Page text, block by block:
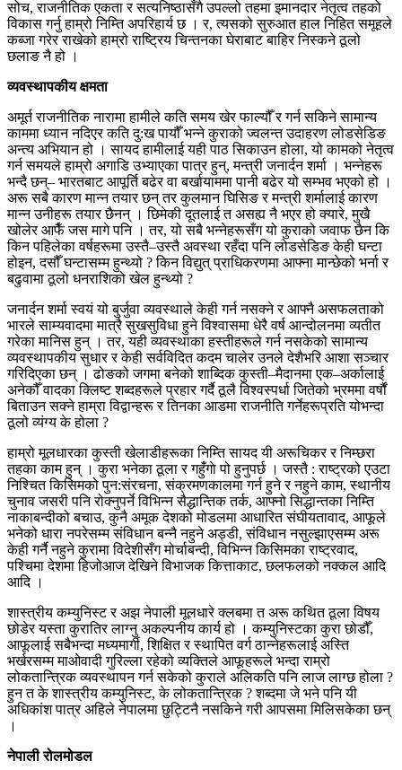
सोच, राजनीतिक एकता र सत्यनिष्ठासँगै उपल्लो तहमा इमानदार नेतृत्व तहको
विकास गर्नु हाम्रो निम्ति अपरिहार्य छ । र, त्यसको सुरुआत हाल निहित समूहले
कब्जा गरेर राखेको हाम्रो राष्ट्रिय चिन्तनका घेराबाट बाहिर निस्कने ठूलो
छलाङ नै हो ।
व्यवस्थापकीय क्षमता
अमूर्त राजनीतिक नारामा हामीले कति समय खेर फाल्यौँ र गर्न सकिने सामान्य
काममा ध्यान नदिएर कति दु:ख पायौँ भन्ने कुराको ज्वलन्त उदाहरण लोडसेडिङ
अन्त्य अभियान हो । सायद हामीलाई यही पाठ सिकाउन होला, यो कामको नेतृत्व
गर्न समयले हाम्रो अगाडि उभ्याएका पात्र हुन्, मन्त्री जनार्दन शर्मा । भन्नेहरू
भन्दै छन्– भारतबाट आपूर्ति बढेर वा बर्खायाममा पानी बढेर यो सम्भव भएको हो ।
अरू सबै कारण मान्न तयार छन् तर कुलमान घिसिङ र मन्त्री शर्मालाई कारण
मान्न उनीहरू तयार छैनन् । छिमेकी दूतलाई त असह्य नै भएर हो क्यारे, मुखै
खोलेर आफैँ जस मागे पनि । तर, यो सबै भन्नेहरूसँग यो कुराको जवाफ छैन कि
किन पहिलेका वर्षहरूमा उस्तै–उस्तै अवस्था रहँदा पनि लोडसेडिङ केही घन्टा
होइन, दसौँ घन्टासम्म हुन्थ्यो ? किन विद्युत् प्राधिकरणमा आफ्ना मान्छेको भर्ना र
बढुवामा ठूलो धनराशिको खेल हुन्थ्यो ?
जनार्दन शर्मा स्वयं यो बुर्जुवा व्यवस्थाले केही गर्न नसक्ने र आफ्नै असफलताको
भारले साम्यवादमा मात्रै सुखसुविधा हुने विश्वासमा धेरै वर्ष आन्दोलनमा व्यतीत
गरेका मानिस हुन् । तर, यही व्यवस्थाका हस्तीहरूले गर्न नसकेको सामान्य
व्यवस्थापकीय सुधार र केही सर्वविदित कदम चालेर उनले देशैभरि आशा सञ्चार
गरिदिएका छन् । ढोङको जगमा बनेको शाब्दिक कुस्ती–मैदानमा एक–अर्कालाई
अनेकौँ वादका क्लिष्ट शब्दहरूले प्रहार गर्दै ठूलै विश्वस्पर्धा जितेको भ्रममा वर्षौं
बिताउन सक्ने हाम्रा विद्वान्हरू र तिनका आडमा राजनीति गर्नेहरूप्रति योभन्दा
ठूलो व्यंग्य के होला ?
हाम्रो मूलधारका कुस्ती खेलाडीहरूका निम्ति सायद यी अरूचिकर र निम्छरा
तहका काम हुन् । कुरा भनेका ठूला र गहुँंगाे पो हुनुपर्छ । जस्तै : राष्ट्रको एउटा
निश्चित किसिमको पुन:संरचना, संक्रमणकालमा गर्न हुने र नहुने काम, स्थानीय
चुनाव जसरी पनि रोक्नुपर्ने विभिन्न सैद्धान्तिक तर्क, आफ्नो सिद्धान्तका निम्ति
नाकाबन्दीको बचाउ, कुनै अमूक देशको मोडलमा आधारित संघीयतावाद, आफूले
भनेको धारा नपरेसम्म संविधान बन्नै नहुने अड्डी, संविधान नसुल्झाएसम्म अरू
केही गर्नै नहुने कुरामा विदेशीसँग मोर्चाबन्दी, विभिन्न किसिमका राष्ट्रवाद,
पश्चिमा देशमा हिजोआज देखिने विभाजक कित्ताकाट, छलफलको नक्कल आदि
आदि ।
शास्त्रीय कम्युनिस्ट र अझ नेपाली मूलधारे क्लबमा त अरू कथित ठूला विषय
छोडेर यस्ता कुरातिर लाग्नु अकल्पनीय कार्य हो । कम्युनिस्टका कुरा छोडौँ,
आफूलाई सबैभन्दा मध्यमार्गी, शिक्षित र स्थापित वर्ग ठान्नेहरूलाई अस्ति
भर्खरसम्म माओवादी गुरिल्ला रहेको व्यक्तिले आफूहरूले भन्दा राम्रो
लोकतान्त्रिक व्यवस्थापन गर्न सकेको कुराले अलिकति पनि लाज लाग्छ होला ?
हुन त के शास्त्रीय कम्युनिस्ट, के लोकतान्त्रिक ? शब्दमा जे भने पनि यी
अधिकांश पात्र अहिले नेपालमा छुट्टिनै नसकिने गरी आपसमा मिलिसकेका छन्
।
नेपाली रोलमोडल